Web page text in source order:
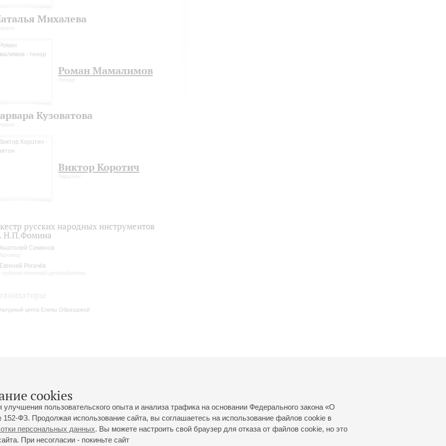
cookies
пользовательского опыта и анализа трафика на основании Федерального закона «О
ФЗ. Продолжая использование сайта, вы соглашаетесь на использование файлов cookie в
персональных данных. Вы можете настроить свой браузер для отказа от файлов cookie, но это
При несогласии - покиньте сайт
Михалева
Роман Мамалимов
тенор
Кузоватова
Виктор Коротич
баритон
русских народных инструментов
Н.П.Фомина
Анатолий Семенов
дирижер
Евгений Рогачёв
- художественный руководитель
центр Елены Образцовой
ул., 2 Часы работы кассы Большого зала: с 11:00 до 20:30